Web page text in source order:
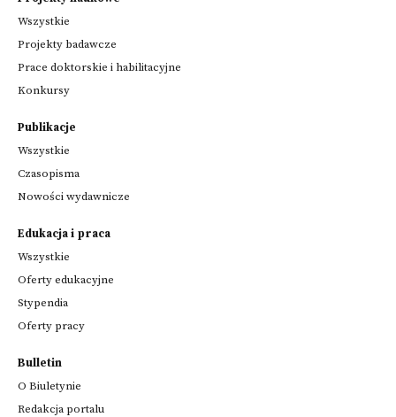
Wszystkie
Projekty badawcze
Prace doktorskie i habilitacyjne
Konkursy
Publikacje
Wszystkie
Czasopisma
Nowości wydawnicze
Edukacja i praca
Wszystkie
Oferty edukacyjne
Stypendia
Oferty pracy
Bulletin
O Biuletynie
Redakcja portalu